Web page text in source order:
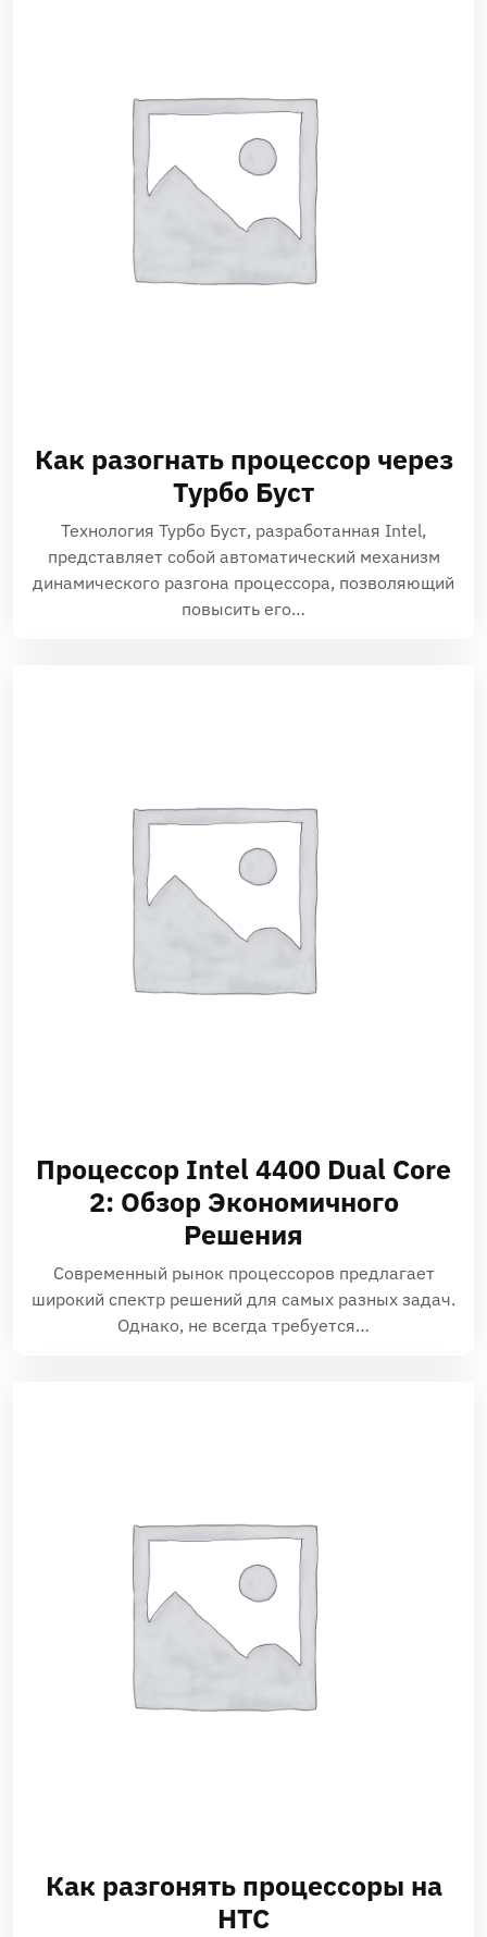
Как разогнать процессор через
Турбо Буст
Технология Турбо Буст, разработанная Intel,
представляет собой автоматический механизм
динамического разгона процессора, позволяющий
повысить его…
Процессор Intel 4400 Dual Core
2: Обзор Экономичного
Решения
Современный рынок процессоров предлагает
широкий спектр решений для самых разных задач.
Однако, не всегда требуется…
Как разгонять процессоры на
HTC